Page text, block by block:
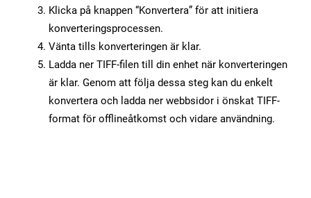
Klicka på knappen “Konvertera” för att initiera
konverteringsprocessen.
Vänta tills konverteringen är klar.
Ladda ner TIFF-filen till din enhet när konverteringen
är klar. Genom att följa dessa steg kan du enkelt
konvertera och ladda ner webbsidor i önskat TIFF-
format för offlineåtkomst och vidare användning.